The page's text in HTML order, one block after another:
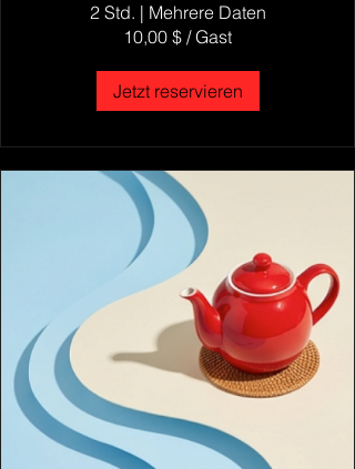
2 Std. | Mehrere Daten
10,00 $ / Gast
Jetzt reservieren